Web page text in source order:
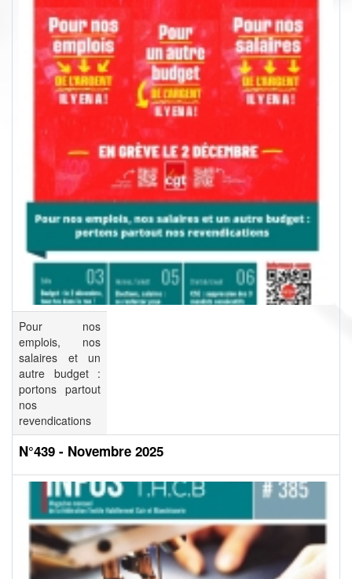
Pour nos
emplois, nos
salaires et un
autre budget :
portons partout
nos
revendications
N°439 - Novembre 2025